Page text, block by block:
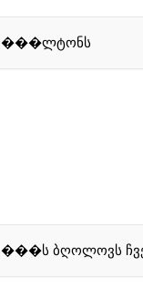
���ლტონს
���ს ბღოლოვს